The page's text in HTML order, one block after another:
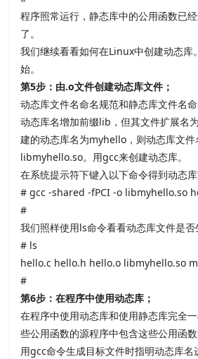
程序照常运行，静态库中的公用函数已
了。
我们继续看看如何在Linux中创建动态库
始。
第5步：由.o文件创建动态库文件；
动态库文件名命名规范和静态库文件名
动态库名增加前缀lib，但其文件扩展名为
建的动态库名为myhello，则动态库文件
libmyhello.so。用gcc来创建动态库。
在系统提示符下键入以下命令得到动态
# gcc -shared -fPCI -o libmyhello.so
#
我们照样使用ls命令看看动态库文件是否
# ls
hello.c hello.h hello.o libmyhello.so
#
第6步：在程序中使用动态库；
在程序中使用动态库和使用静态库完全
些公用函数的源程序中包含这些公用函
用gcc命令生成目标文件时指明动态库名